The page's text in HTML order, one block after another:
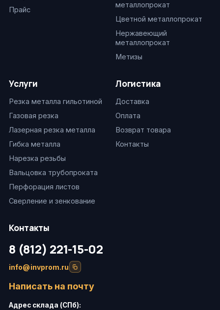
Прайс
металлопрокат
Цветной металлопрокат
Нержавеющий
металлопрокат
Метизы
Услуги
Резка металла гильотиной
Газовая резка
Лазерная резка металла
Гибка металла
Нарезка резьбы
Вальцовка трубопроката
Перфорация листов
Сверление и зенкование
Логистика
Доставка
Оплата
Возврат товара
Контакты
Контакты
8 (812) 221-15-02
info@invprom.ru
Написать на почту
Адрес склада (СПб):